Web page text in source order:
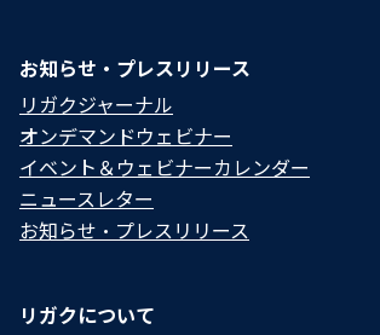
お知らせ・プレスリリース
リガクジャーナル
オンデマンドウェビナー
イベント＆ウェビナーカレンダー
ニュースレター
お知らせ・プレスリリース
リガクについて